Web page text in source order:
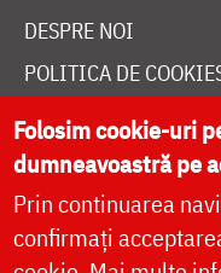
DESPRE NOI
POLITICA DE
DONEAZĂ ONLINE
LIVE
Folosim cookie-uri
dumneavoastră pe
Prin continuarea
confirmați